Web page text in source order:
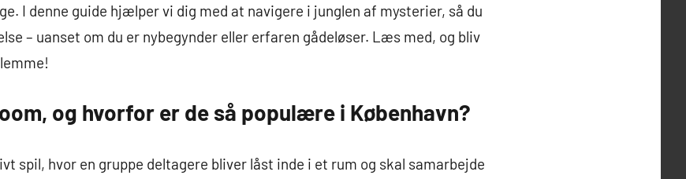
I denne guide hjælper vi dig med at navigere i junglen af mysterier, så du
– uanset om du er nybegynder eller erfaren gådeløser. Læs med, og bliv
og hvorfor er de så populære i København?
spil, hvor en gruppe deltagere bliver låst inde i et rum og skal samarbejde